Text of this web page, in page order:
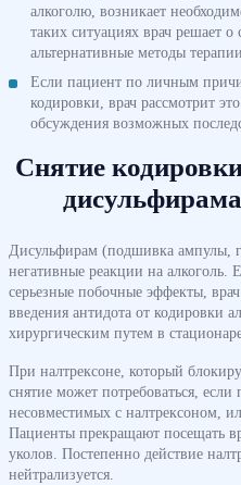
алкоголю, возникает
таких ситуациях врач решает о
альтернативные методы терапии.
Если пациент по личным
кодировки, врач рассмотрит
обсуждения возможных
Снятие
Дисульфирам (подшивка ампулы,
негативные реакции на алкоголь.
серьезные побочные эффекты,
введения антидота от кодировки
хирургическим путем в
При налтрексоне, который
снятие может потребоваться,
несовместимых с налтрексоном,
Пациенты прекращают посещать
уколов. Постепенно действие
нейтрализуется.